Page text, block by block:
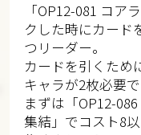
「OP12-081 コア
クした時にカード
つリーダー。
カードを引くため
キャラが2枚必要で
まずは「OP12-
集結」でコスト8